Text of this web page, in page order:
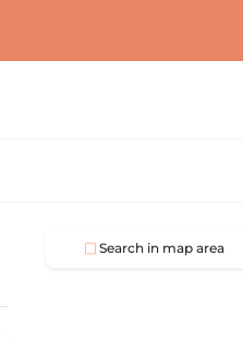
Search in map area